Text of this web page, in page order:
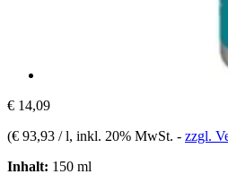
€ 14,09
(€ 93,93 / l, inkl. 20% MwSt. - zzgl.
Inhalt: 150 ml